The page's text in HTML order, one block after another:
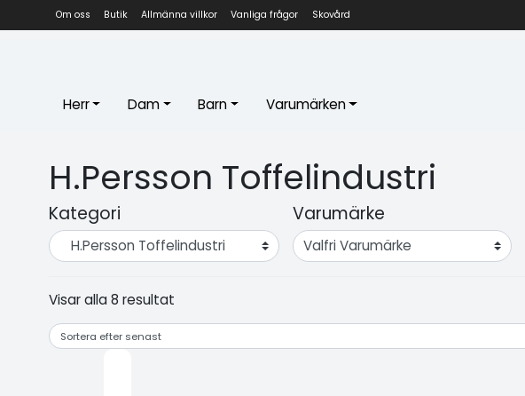
Om oss Butik Allmänna villkor Vanliga frågor Skovård
Herr Dam Barn Varumärken
H.Persson Toffelindustri
Kategori Varumärke
Visar alla 8 resultat